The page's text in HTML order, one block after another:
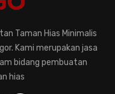
hias
Taman Hias Minimalis
Kami merupakan jasa
bidang pembuatan
hias